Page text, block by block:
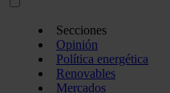
Secciones
Opinión
Política energética
Renovables
Mercados